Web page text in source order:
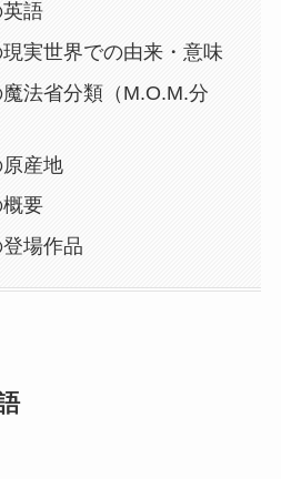
語
実世界での由来・意味
法省分類（M.O.M.分
産地
要
場作品